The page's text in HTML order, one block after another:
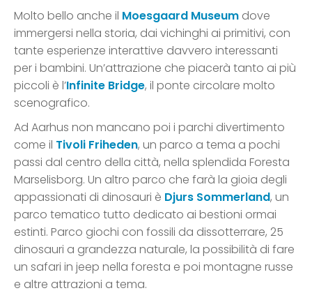
Molto bello anche il Moesgaard Museum dove
immergersi nella storia, dai vichinghi ai primitivi, con
tante esperienze interattive davvero interessanti
per i bambini. Un’attrazione che piacerà tanto ai più
piccoli è l’Infinite Bridge, il ponte circolare molto
scenografico.
Ad Aarhus non mancano poi i parchi divertimento
come il Tivoli Friheden, un parco a tema a pochi
passi dal centro della città, nella splendida Foresta
Marselisborg. Un altro parco che farà la gioia degli
appassionati di dinosauri è Djurs Sommerland, un
parco tematico tutto dedicato ai bestioni ormai
estinti. Parco giochi con fossili da dissotterrare, 25
dinosauri a grandezza naturale, la possibilità di fare
un safari in jeep nella foresta e poi montagne russe
e altre attrazioni a tema.